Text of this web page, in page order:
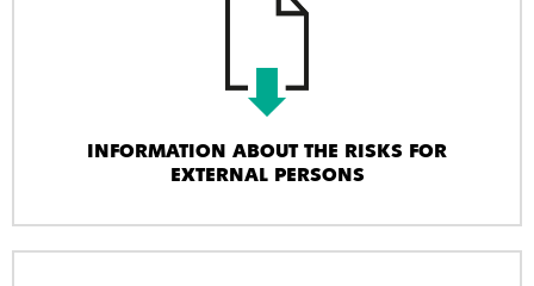
INFORMATION ABOUT THE RISKS FOR
EXTERNAL PERSONS